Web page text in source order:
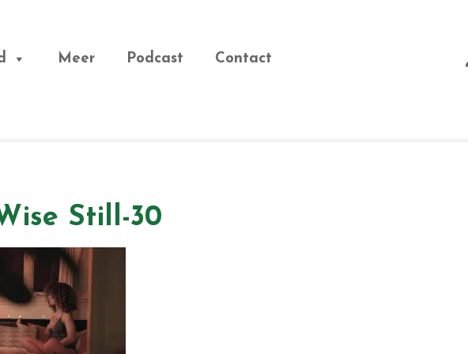
Meer Podcast Contact
Still-30